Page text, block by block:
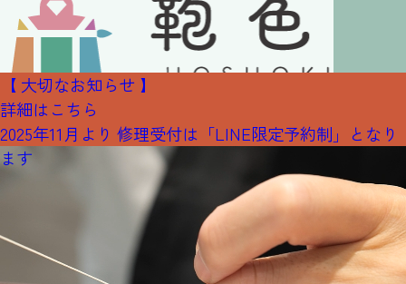
【 大切なお知らせ 】
詳細はこちら
2025年11月より 修理受付は「LINE限定予約制」となり
ます